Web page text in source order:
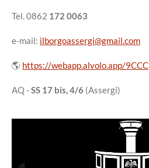
Tel. 0862 172 0063
e-mail: ilborgoassergi@gmail.com
🌎 https://webapp.alvolo.app/9CCC
AQ -SS 17 bis, 4/6 (Assergi)